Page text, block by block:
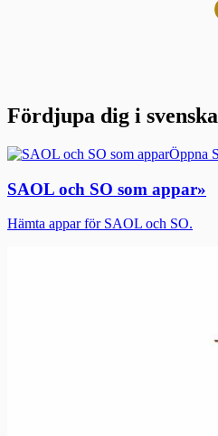
Fördjupa dig i
Öppna
SAOL och SO som appar»
Hämta appar för SAOL och SO.